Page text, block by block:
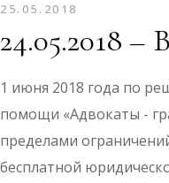
25.05.2018
24.05.2018 –
1 июня 2018 года по
помощи «Адвокаты -
пределами
бесплатной